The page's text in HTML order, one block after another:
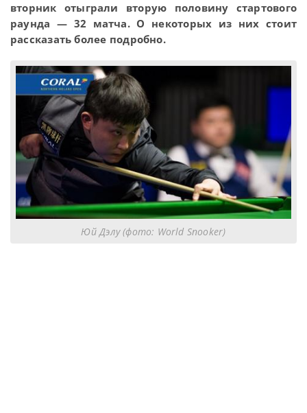
вторник отыграли вторую половину стартового
раунда — 32 матча. О некоторых из них стоит
рассказать более подробно.
Юй Дэлу (фото: World Snooker)